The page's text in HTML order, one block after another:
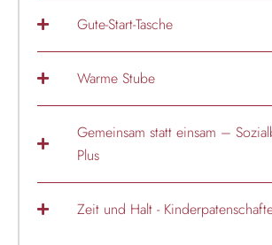
Gute-Start-Tasche
Warme Stube
Gemeinsam statt einsam –
Plus
Zeit und Halt -